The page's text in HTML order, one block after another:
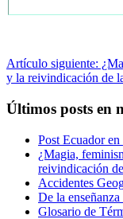
Artículo siguiente:
y la reivindicación de
Últimos posts en
Post Ecuador
¿Magia,
reivindicación
Accidentes
De la
Glosario de